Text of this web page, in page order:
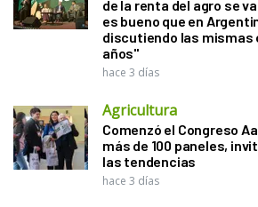
de la renta del agro se
es bueno que en
discutiendo las mismas
años"
hace 3 días
Agricultura
Comenzó el Congreso
más de 100 paneles,
las tendencias
hace 3 días